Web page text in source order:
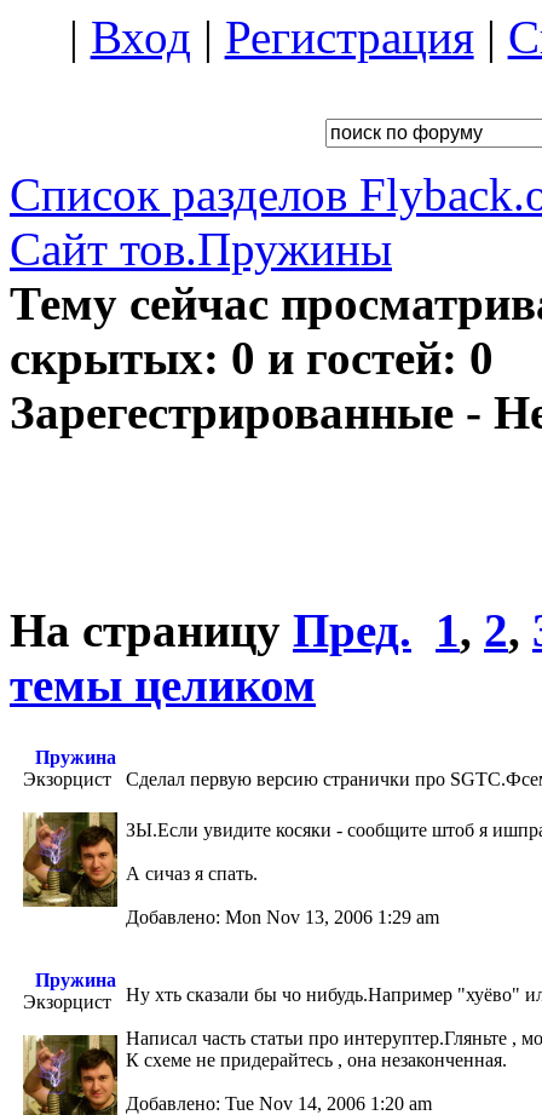
| Вход | Регистрация|
Список разделов
Сайт тов.Пружины
Тему сейчас
скрытых: 0 и гостей: 0
Зарегестрированные -
На страницу Пред. 1, 2,
темы целиком
Пружина
Экзорцист
Сделал первую версию странички про
ЗЫ.Если увидите косяки - сообщите штоб я
А сичаз я спать.
Добавлено: Mon Nov 13, 2006 1:29 am
Пружина
Экзорцист
Ну хть сказали бы чо нибудь.Например "хуёво"
Написал часть статьи про интеруптер.Гляньте ,
К схеме не придерайтесь , она незаконченная.
Добавлено: Tue Nov 14, 2006 1:20 am